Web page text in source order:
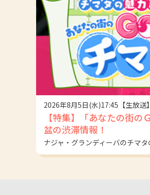
2026年8月5日(水)17:45【生放送】
【特集】「あなたの街
盆の渋滞情報！
ナジャ・グランディーバのチマ